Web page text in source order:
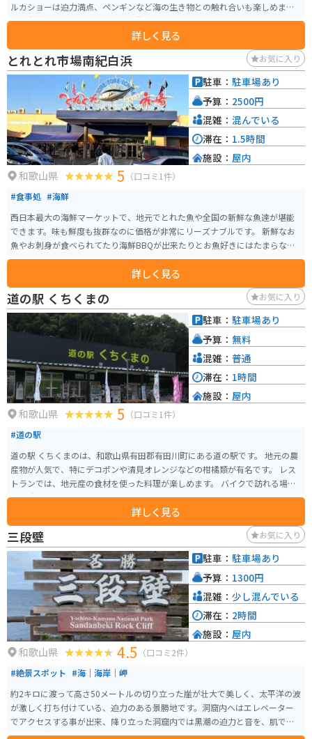
ルカショーは迫力満点、ペンギンなど海の生き物との触れ合いも楽しめま
す。老若男女問わず楽しめます。遊園地もあるので、一日では回り切れないぐ
詳しく見る
とれとれ市場南紀白浜 お気に入り
和歌山県 5 （口コミ1件）
#食事処 #海鮮
西日本最大の海鮮マーケットで、地元でとれた魚や全国の新鮮な魚達が堪能
できます。味も鮮度も抜群なのに価格が非常にリーズナブルです。 新鮮なお
魚やお刺身が食べられてたり海鮮BBQが出来たりとお魚好きにはたまらない
スポットになっています。お土産コーナーでは新鮮なお魚達を買って帰るこ
とが出来るので、家でも新鮮なお魚の味を楽しむことが出来ます。
詳しく見る
駐車： 駐車場あり
予算： 2500円
混雑： 混んでいる
滞在： 1.5時間
施設： 屋内
道の駅 くちくまの お気に入り
和歌山県 5 （口コミ1件）
#道の駅
道の駅 くちくまのは、和歌山県有田郡有田川町にある道の駅です。 地元の農
産物が人気で、特にデコポンや清見オレンジなどの柑橘類が有名です。 レス
トランでは、地元産の食材を使った料理が楽しめます。 バイクで訪れる場
合、駐車場も広く停めやすいので安心です。 周辺には、熊野古道や湯浅町の
醤油蔵など、観光スポットも点在しています。 お土産には、地元産の果物を
使ったジャムやジュースもおすすめです。
詳しく見る
駐車： 駐車場あり
予算： 無料
混雑： 普通
滞在： 1時間
施設： 屋内
三段壁 お気に入り
和歌山県 4.5 （口コミ2件）
#絶景スポット #海｜海岸｜岬
約2キロに渡って高さ50メートルの切り立った崖が壮大で美しく、太平洋の波
が激しく打ち付けている、迫力のある景勝地です。洞窟内へはエレベーター
でアクセスする事が出来、降り立った洞窟内では黒潮の迫力と音を、肌で感
じる事が出来ます。
駐車： 駐車場あり
予算： 1300円
混雑： 少し混んでいる
滞在： 2時間
施設： 屋内